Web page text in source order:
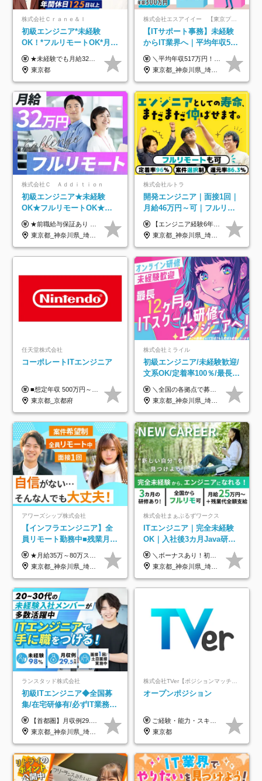
株式会社Ｃｒａｎｅ＆Ｉ
初級エンジニア*未経験
OK！*フルリモートOK*月給
32万～*残業月9.8h*1ヶ月の
研修*資格取得率100％
★未経験でも月給32万円スタート★ 月収32万円～35万円＋各種手当（資格手当だけで毎月15万の上乗せ実績あり！） ★資格手当豊富！1資格につき最大3万円支給 ★功績手当の導入で、毎月のお給与に上乗せで最大10万円支給している社員も！ ★1回の昇級で年収数十万UPも可 ★ゆくゆくは年収1000万以上も目指せる 年俸384万円～1,162万8,000円（12分割） ※経験・スキルを考慮の上決定します ※上記金額には固定残業代（月30h分・60,800円～66,500円）を含みます ※超過分は別途全額支給します ※試用期間2ヶ月間あり（その他待遇に差異はありません）
東京都
株式会社エスアイイー 【東京プロマーケット上場】
【ITサポート事務】未経験
からIT業界へ｜平均年収517
万円｜ホワイト企業認定｜
年休134日｜リモートOK
＼平均年収517万円！入社5年目まで毎年必ず昇給／ ■賞与年3回 ■年収800万円以上も可 ■入社3年以上の平均年収469.2万円 月給23万2000円以上＋賞与年3回＋各種手当 ☆入社5年目まで最大1万5000円の定期昇給を確約 ┃各種手当充実 ・規定の資格を取得すれば、2000円～5万円を毎月支給（2万4000円～60万円／年） ・研修中に取得した取得率95％の資格でも研修後の給料UP ※月給は年齢・経験・能力を考慮して、優遇いたします ※上記月給金額は固定残業代（20時間/3万1300円円以上）を含み、超過分は別途支給いたします ※試用期間（6ヶ月）は月給に変動はありますが、その他待遇に差異はありません ├入社後1ヶ月～3ヶ月間は、月給20万1900円となります └上記金額は固定残業代（10時間／1万6000円）を含み、超過分は別途支給いたします
東京都_神奈川県_埼玉県_千葉県_大阪府_愛知県_北海道_青森県_岩手県_宮城県_秋田県_山形県_福島県_茨城県_栃木県_群馬県_新潟県_山梨県_長野県_富山県_石川県_福井県_静岡県_岐阜県_三重県_兵庫県_京都府_滋賀県_奈良県_和歌山県_広島県_岡山県_鳥取県_島根県_山口県_徳島県_香川県_愛媛県_高知県_福岡県_熊本県_佐賀県_長崎県_大分県_宮崎県_鹿児島県_沖縄県
株式会社Ｃ Ａｄｄｉｔｉｏｎ
初級エンジニア★未経験
OK★フルリモートOK★月
給32万円～★残業月10h＆
年休120日以上★副業可
★前職給与保証あり ★月給32万円以上＋インセンティブあり 月給32万円以上＋インセンティブ＋各種手当 ※上記には固定残業代（月30時間・44,400円～）を含みます ※超過分は別途支給します ※試用期間はございません ★＼成果＝あなたの収入／★ 【1】案件単価ー8万円＝あなたの給与 参画したプロジェクトの案件単価から 一律8万円引いた金額があなたの給与です！ （月給例） ■1人称での構築・小規模な詳細設計 案件単価55万円ー8万円＝月給47万円（還元率85.5%） ■大型案件の設計・構築やプロジェクト管理 案件単価90万円ー8万円＝月給82万円（還元率91.1%） ‥‥‥‥‥‥‥‥‥‥‥‥‥‥‥‥‥‥ 【2】月給の他にも豊富なインセンティブあり 全員が月3～13万円のインセンティブをゲットしています！ ≪インセンティブ制度≫ 稼働している現場で増員・交代が発生し、 当社の人員を配属が決定した際に支給。 ◇C Addition正社員が参画 ：実粗利の10%／毎月 ◇協力会社所属の社員が参画：実粗利の30%／毎月 ≪リファラル制度≫ あなたの知り合いが当社のメンバーになった際に、 毎月1人あたり2万円支給します◎ ‥‥‥‥‥‥‥‥‥‥‥‥‥‥‥‥‥‥
東京都_神奈川県_埼玉県_千葉県_大阪府_愛知県_北海道_青森県_岩手県_宮城県_秋田県_山形県_福島県_茨城県_栃木県_群馬県_新潟県_山梨県_長野県_富山県_石川県_福井県_静岡県_岐阜県_三重県_兵庫県_京都府_滋賀県_奈良県_和歌山県_広島県_岡山県_鳥取県_島根県_山口県_徳島県_香川県_愛媛県_高知県_福岡県_熊本県_佐賀県_長崎県_大分県_宮崎県_鹿児島県_沖縄県
株式会社ルトラ
開発エンジニア｜面接1回｜
月給46万円～可｜フルリモ
ートも可｜案件選択制｜定
着率96％以上｜副業OK｜住
宅手当
【エンジニア経験6年以上の方】 月給46万円～100万円（固定残業代含む） ※上記月給には月30時間分の固定残業代（月8万7,400円～月19万円）を含む。超過分は全額支給。 【エンジニア経験4年以上の方】 月給42万円～100万円（固定残業代含む） ※上記月給には月30時間分の固定残業代（月7万9,800円～月19万円）を含む。超過分は全額支給。 【エンジニア経験4年未満の方】 月給38万円～100万円（固定残業代含む） ※上記月給には月30時間分の固定残業代（月7万2,200円～月19万円）を含む。超過分は全額支給。 ※経験、スキル、前職給与などを踏まえて決定。 ◆ルトラの給与制度のポイント！◆ ・社員の95%が入社時に年収UP！最高で300万円UPの実績も ・平均還元率86.3%（交通費・住宅手当・会社負担分の社保も含む） ・人柄やポテンシャルを評価し、スキル以上の希望年収を提示することも ・退職金制度やリファラル手当（平均50万円）あり
東京都_神奈川県_埼玉県_千葉県_大阪府_愛知県_北海道_青森県_岩手県_宮城県_秋田県_山形県_福島県_茨城県_栃木県_群馬県_新潟県_山梨県_長野県_富山県_石川県_福井県_静岡県_岐阜県_三重県_兵庫県_京都府_滋賀県_奈良県_和歌山県_広島県_岡山県_鳥取県_島根県_山口県_徳島県_香川県_愛媛県_高知県_福岡県_熊本県_佐賀県_長崎県_大分県_宮崎県_鹿児島県_沖縄県
任天堂株式会社
コーポレートITエンジニア
■想定年収 500万円～900万円 月給制 月給278,000円～ ※残業が発生した場合、残業代を別途全額支給します ※試用期間2ヶ月あり(待遇や給与に差異はありません)
東京都_京都府
株式会社ミライル
初級エンジニア/未経験歓迎/
文系OK/定着率100％/最長1
年の自社ITスクール研修あ
り/年休130日
＼全国の各拠点で募集中！／ 給与は以下の通り、勤務地により異なります。 札幌：月給23万円～27万円 仙台：月給22万円～26万円 新潟：月給22万円～26万円 東京：月給26万円～30万円 大阪：月給24万円～29万円 福岡：月給23.5万円～27万円 沖縄：月給21万円～26万円 ◎給与は知識や経験を考慮して決定します。 ◎残業は別途全額支給します。 ◎試用期間12カ月あり（給与は以下の通りです。その他条件に変更はありません） （試用期間の給与） 札幌：月給18.6万円～ 仙台：月給19万円～ 新潟：月給18万円～ 東京：月給22万円～ 大阪：月給20.8万円～ 福岡：月給19万円～ 沖縄：月給18万円～
東京都_神奈川県_埼玉県_千葉県_大阪府_愛知県_北海道_青森県_岩手県_宮城県_秋田県_山形県_福島県_茨城県_栃木県_群馬県_新潟県_山梨県_長野県_富山県_石川県_福井県_静岡県_岐阜県_三重県_兵庫県_京都府_滋賀県_奈良県_和歌山県_広島県_岡山県_鳥取県_島根県_山口県_徳島県_香川県_愛媛県_高知県_福岡県_熊本県_佐賀県_長崎県_大分県_宮崎県_鹿児島県_沖縄県
アワーズシップ株式会社
【インフラエンジニア】全
員リモート勤務中■残業月
3h■最大3ヶ月の連休あり■
年休126日■20～30代活躍
中！
★月給35万～80万スタートも可 【未経験の方】 ■月給26万～80万＋賞与年2回（年2ヶ月分） 【何かしらのインフラエンジニア経験をお持ちの方】 ■月給35万～80万＋賞与年2回（年2ヶ月分） ※スキル・経験などを考慮し決定します ※試用期間6ヶ月あり。期間中は契約社員となります。その他の待遇に差異はありません（試用期間終了後、昇給の可能性あり） ※上記金額には固定残業代（月30時間分／4万9600円～15万2600円）を含みます。超過分は別途支給いたします。 ＼頑張りはインセンティブで還元！／ クライアントに貢献度を評価され、当社のエンジニアが追加で案件に参画することになるなど、会社にとって利益になる行動はしっかり評価します。 会社の成長に貢献できていることを実感でき、「もっと頑張ろう」と思える体制づくりを整えています！
東京都_神奈川県_埼玉県_千葉県_大阪府
株式会社まぁぶるずワークス
ITエンジニア｜完全未経験
OK｜入社後3カ月Java研修
｜リモート率8割以上｜充実
のキャリア支援｜残業月10h
＼ボーナスあり！初年度から年収300万円以上／ ■月給25万円～35万円＋残業代全額支給＋各種手当＋賞与年1回 ◎経験・年齢・スキルなどを考慮し、できるだけ優遇します ◎試用期間中(3カ月)は契約社員で、月給21万円＋諸手当になります。 (試用期間中は残業が発生しません。その他の待遇に変更はありません) ----------------- ＼3つの評価軸！実力次第で早期収入アップ！／ 【1】スキル(IT理解、実装力、設計) 【2】実務力(現場評価、コミュ力、品質) 【3】姿勢(自走力、意欲、責任感) この3つの評価軸で、3カ月ごとに評価。社内グレードにより、給与が決まる明確な仕組みです。何ができれば給与が上がるのか分かりやすく、実力や努力次第で早期に収入を増やせます！ 【固定残業代について】 なし（残業代は、実際の労働時間に応じて別途全額支給）
東京都_神奈川県_埼玉県_千葉県_大阪府_愛知県_北海道_青森県_岩手県_宮城県_秋田県_山形県_福島県_茨城県_栃木県_群馬県_新潟県_山梨県_長野県_富山県_石川県_福井県_静岡県_岐阜県_三重県_兵庫県_京都府_滋賀県_奈良県_和歌山県_広島県_岡山県_鳥取県_島根県_山口県_徳島県_香川県_愛媛県_高知県_福岡県_熊本県_佐賀県_長崎県_大分県_宮崎県_鹿児島県_沖縄県
ランスタッド株式会社
初級ITエンジニア◆全国募
集/在宅研修有/必ずIT業務配
属/月収例29.5万円/Web面接
1回/SE
【首都圏】月収例29.5万円（月給26万円＋諸手当） 【東海・関西】月収例28.5万円（月給25万円＋諸手当） 【九州】月収例26万円（月給23万円＋諸手当） ※経験・スキル・前職給与を踏まえ、総合的に判断して決定します。 例：首都圏 月収例31万円（月給27万円＋諸手当） ◆各種手当 ・通勤手当（上限4万円まで） ・残業代手当（1分単位で全額支給） ※固定残業代制は採用しておりません ・深夜勤務手当 ・資格取得支援（ランクに応じてお祝い金1万円～10万円を支給） ◆昇給：年1回 ◆補足 ・研修中1ヶ月間は、時給1670円となります。 ・試用期間6ヶ月あり。その間の待遇に変更はありません。 ※詳細は面接時にご案内します。
東京都_神奈川県_埼玉県_千葉県_大阪府_愛知県_兵庫県_京都府_福岡県
オープンポジション
ご経験・能力・スキル等により、当社基準にて優遇・相談のうえ決定いたします。
東京都